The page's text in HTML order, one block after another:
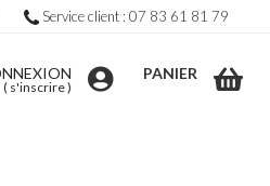
( s'inscrire)
PANIER
Service client : 07 83 61 81 79